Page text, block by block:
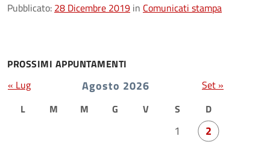
Pubblicato: 28 Dicembre 2019 in Comunicati stampa
PROSSIMI APPUNTAMENTI
Agosto 2026
L M M G V S D
1
2
« Lug Set »